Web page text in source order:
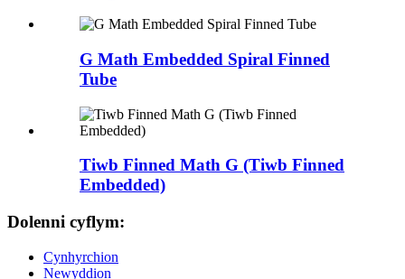
G Math Embedded Spiral Finned
Tube
Tiwb Finned Math G (Tiwb Finned
Embedded)
Dolenni cyflym:
Cynhyrchion
Newyddion